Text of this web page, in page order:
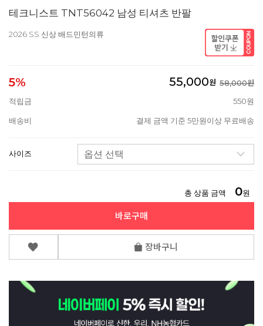
테크니스트 TNT56042 남성 티셔츠 반팔
2026 SS 신상 배드민턴의류
5% 55,000원 58,000원
적립금
550원
배송비 결제 금액 기준 5만원이상 무료배송
사이즈
총 상품 금액 0원
바로구매
장바구니